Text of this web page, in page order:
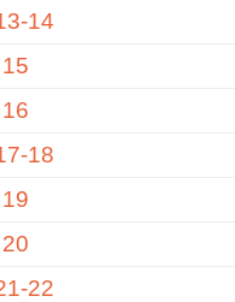
14
18
22